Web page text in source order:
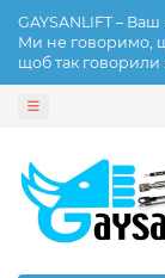
GAYSANLIFT –
Ми не говоримо,
щоб так говорили